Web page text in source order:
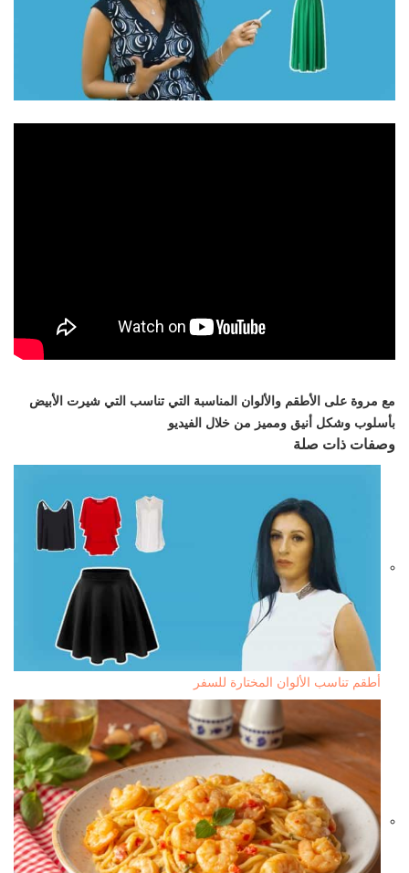
مع مروة على الأطقم والألوان المناسبة التي تناسب التي شيرت الأبيض
بأسلوب وشكل أنيق ومميز من خلال الفيديو
وصفات ذات صلة
أطقم تناسب الألوان المختارة للسفر